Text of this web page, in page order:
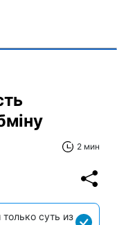
2 мин
суть из